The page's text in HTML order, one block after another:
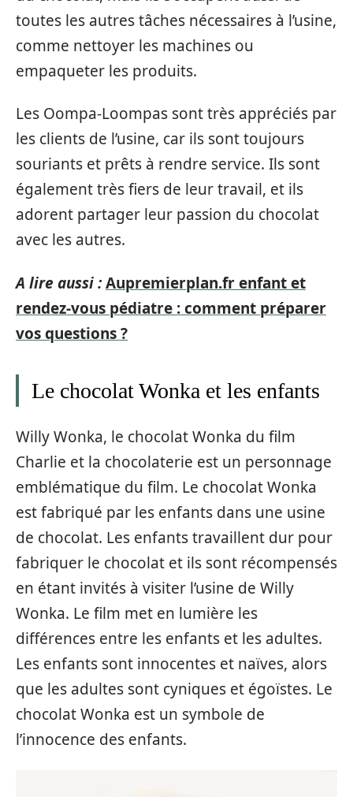
toutes les autres tâches nécessaires à l’usine,
comme nettoyer les machines ou
empaqueter les produits.
Les Oompa-Loompas sont très appréciés par
les clients de l’usine, car ils sont toujours
souriants et prêts à rendre service. Ils sont
également très fiers de leur travail, et ils
adorent partager leur passion du chocolat
avec les autres.
A lire aussi :Aupremierplan.fr enfant et
rendez-vous pédiatre : comment préparer
vos questions ?
Le chocolat Wonka et les enfants
Willy Wonka, le chocolat Wonka du film
Charlie et la chocolaterie est un personnage
emblématique du film. Le chocolat Wonka
est fabriqué par les enfants dans une usine
de chocolat. Les enfants travaillent dur pour
fabriquer le chocolat et ils sont récompensés
en étant invités à visiter l’usine de Willy
Wonka. Le film met en lumière les
différences entre les enfants et les adultes.
Les enfants sont innocentes et naïves, alors
que les adultes sont cyniques et égoïstes. Le
chocolat Wonka est un symbole de
l’innocence des enfants.